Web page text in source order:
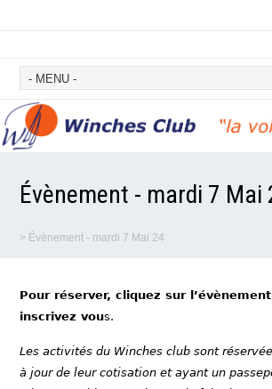
Évènement - mardi 7 Mai
> Évènement - mardi 7 Mai 24
Pour réserver, cliquez sur
inscrivez vous.
Les activités du Winches club sont
à jour de leur cotisation et ayant un